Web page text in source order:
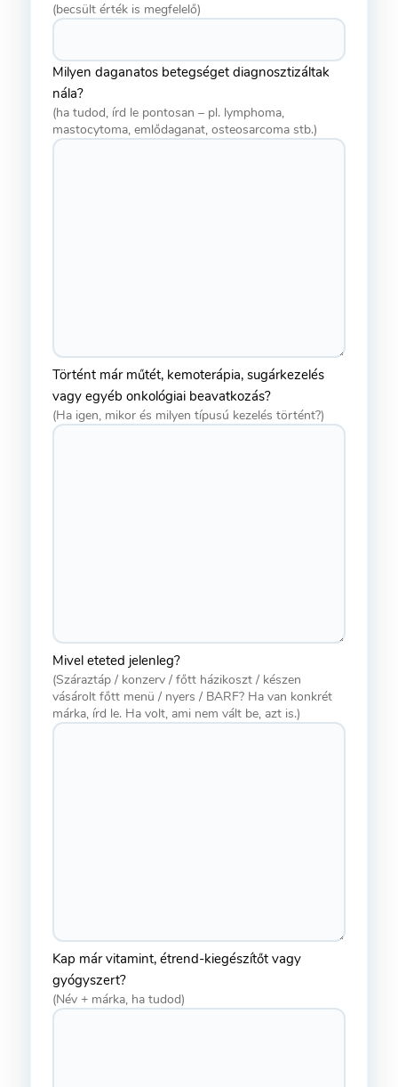
(becsült érték is megfelelő)
Milyen daganatos betegséget diagnosztizáltak
nála?
(ha tudod, írd le pontosan – pl. lymphoma,
mastocytoma, emlődaganat, osteosarcoma stb.)
Történt már műtét, kemoterápia, sugárkezelés
vagy egyéb onkológiai beavatkozás?
(Ha igen, mikor és milyen típusú kezelés történt?)
Mivel eteted jelenleg?
(Száraztáp / konzerv / főtt házikoszt / készen
vásárolt főtt menü / nyers / BARF? Ha van konkrét
márka, írd le. Ha volt, ami nem vált be, azt is.)
Kap már vitamint, étrend-kiegészítőt vagy
gyógyszert?
(Név + márka, ha tudod)